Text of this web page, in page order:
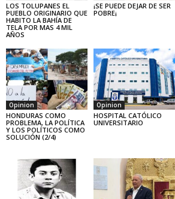
LOS TOLUPANES EL
PUEBLO ORIGINARIO QUE
HABITO LA BAHÍA DE
TELA POR MAS 4 MIL
AÑOS
¡SE PUEDE DEJAR DE SER
POBRE¡
Opinion
HONDURAS COMO
PROBLEMA, LA POLÍTICA
Y LOS POLÍTICOS COMO
SOLUCIÓN (2/4)
Opinion
HOSPITAL CATÓLICO
UNIVERSITARIO